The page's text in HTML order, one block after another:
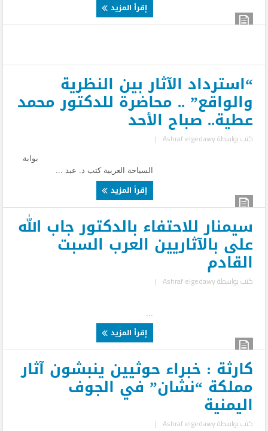
إقرأ المزيد
“استرداد الآثار بين النظرية
والواقع” .. محاضرة للدكتور محمد
عطية.. صباح الأحد
كتب بواسطةAshraf elgedawy
|
بوابة
السياحة العربية كتب د. عبد ...
إقرأ المزيد
سيمنار للاحتفاء بالدكتور جاب الله
على بالآثاريين العرب السبت
القادم
كتب بواسطةAshraf elgedawy
|
إقرأ المزيد
كارثة : خبراء حوثيين ينبشون آثار
مملكة “نشان” في الجوف
اليمنية
كتب بواسطةAshraf elgedawy
|